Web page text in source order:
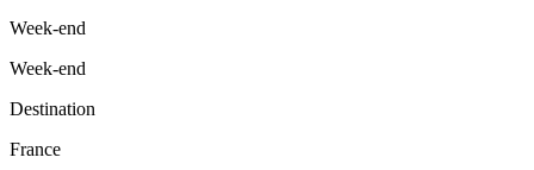
Week-end
Week-end
Destination
France